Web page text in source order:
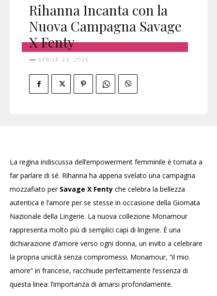
Rihanna Incanta con la
Nuova Campagna Savage
X Fenty
APRILE 24, 2026
La regina indiscussa dell’empowerment femminile è tornata a
far parlare di sé. Rihanna ha appena svelato una campagna
mozzafiato per Savage X Fenty che celebra la bellezza
autentica e l’amore per se stesse in occasione della Giornata
Nazionale della Lingerie. La nuova collezione Monamour
rappresenta molto più di semplici capi di lingerie. È una
dichiarazione d’amore verso ogni donna, un invito a celebrare
la propria unicità senza compromessi. Monamour, “il mio
amore” in francese, racchiude perfettamente l’essenza di
questa linea: l’importanza di amarsi profondamente.